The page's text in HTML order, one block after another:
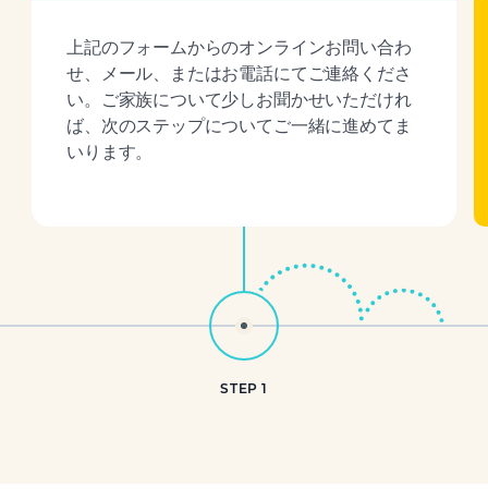
上記のフォームからのオンラインお問い合わ
せ、メール、またはお電話にてご連絡くださ
い。ご家族について少しお聞かせいただけれ
ば、次のステップについてご一緒に進めてま
いります。
STEP 1